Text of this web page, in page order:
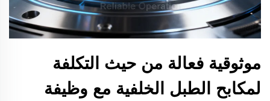
موثوقية فعالة من حيث التكلفة
لمكابح الطبل الخلفية مع وظيفة